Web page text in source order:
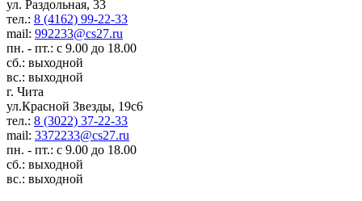
ул. Раздольная, 33
тел.: 8 (4162) 99-22-33
mail: 992233@cs27.ru
пн. - пт.: с 9.00 до 18.00
сб.: выходной
вс.: выходной
г. Чита
ул.Красной Звезды, 19с6
тел.: 8 (3022) 37-22-33
mail: 3372233@cs27.ru
пн. - пт.: с 9.00 до 18.00
сб.: выходной
вс.: выходной